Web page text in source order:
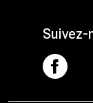
Suivez-